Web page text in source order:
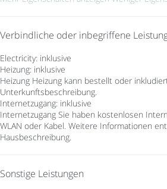
Verbindliche oder inbegriffene
Electricity: inklusive
Heizung: inklusive
Heizung Heizung kann bestellt oder
Unterkunftsbeschreibung.
Internetzugang: inklusive
Internetzugang Sie haben kostenlosen
WLAN oder Kabel. Weitere Informationen
Hausbeschreibung.
Sonstige Leistungen